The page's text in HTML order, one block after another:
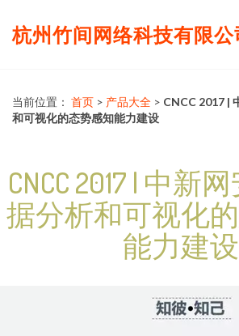
杭州竹间网络科技有限公
当前位置： 首页 > 产品大全 > CNCC 2017 |
和可视化的态势感知能力建设
CNCC 2017 | 中新
据分析和可视化
能力建设